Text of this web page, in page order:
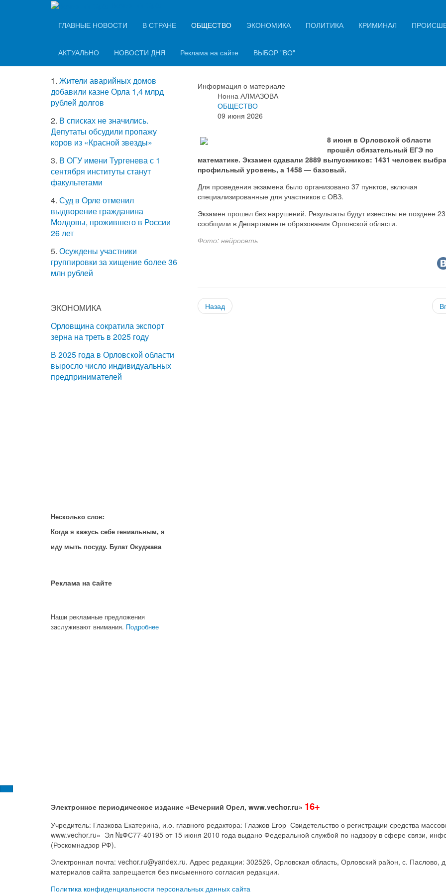
ГЛАВНЫЕ НОВОСТИ
В СТРАНЕ ОБЩЕСТВО ЭКОНОМИКА ПОЛИТИКА КРИМИНАЛ
АКТУАЛЬНО НОВОСТИ ДНЯ Реклама на сайте ВЫБОР "ВО"
Орловские выпускники сдали ЕГЭ
математике
Информация о материале
Нонна АЛМАЗОВА
ОБЩЕСТВО
09 июня 2026
8 июня в Орловской области
прошёл обязательный ЕГЭ по
математике. Экзамен сдавали 2889 выпускников: 1431 человек
профильный уровень, а 1458 — базовый.
Для проведения экзамена было организовано 37 пунктов, включая
специализированные для участников с ОВЗ.
Экзамен прошел без нарушений. Результаты будут известны не позднее
сообщили в Департаменте образования Орловской области.
Фото: нейросеть
Назад
1. Жители аварийных домов
добавили казне Орла 1,4 млрд
рублей долгов
2. В списках не значились.
Депутаты обсудили пропажу
коров из «Красной звезды»
3. В ОГУ имени Тургенева с 1
сентября институты станут
факультетами
4. Суд в Орле отменил
выдворение гражданина
Молдовы, прожившего в России
26 лет
5. Осуждены участники
группировки за хищение более 36
млн рублей
ЭКОНОМИКА
Орловщина сократила экспорт
зерна на треть в 2025 году
В 2025 года в Орловской области
выросло число индивидуальных
предпринимателей
Несколько слов:
Когда я кажусь себе гениальным, я
иду мыть посуду. Булат Окуджава
Реклама на cайте
Наши рекламные предложения
заслуживают внимания. Подробнее
Электронное периодическое издание «Вечерний Орел, www.vechor.ru» 16+
Учредитель: Глазкова Екатерина, и.о. главного редактора: Глазков Егор Свидетельство о регистрации средства
www.vechor.ru» Эл №ФС77-40195 от 15 июня 2010 года выдано Федеральной службой по надзору в сфере связи,
(Роскомнадзор РФ).
Электронная почта: vechor.ru@yandex.ru. Адрес редакции: 302526, Орловская область, Орловский район, с.
материалов сайта запрещается без письменного согласия редакции.
Политика конфиденциальности персональных данных сайта